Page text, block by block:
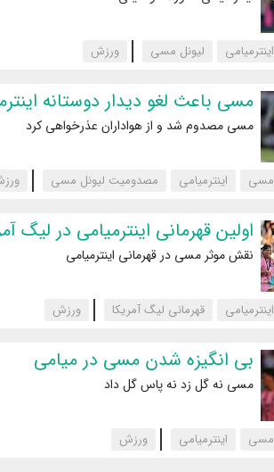
اینترمیامی لیونل مسی ‌ورزش
مسی باعث لغو دیدار دوستانه
مسی مصدوم شد و از هواداران عذرخواهی کرد
مسی اینترمیامی مصدومیت لیونل مسی
اولین قهرمانی اینترمیامی در لیگ
نقش موثر مسی در قهرمانی اینترمیامی
اینترمیامی قهرمانی لیگ آمریکا ‌ورزش
بی انگیزه شدن مسی در میامی
مسی نه گل زد نه پاس گل داد
مسی اینترمیامی ‌ورزش